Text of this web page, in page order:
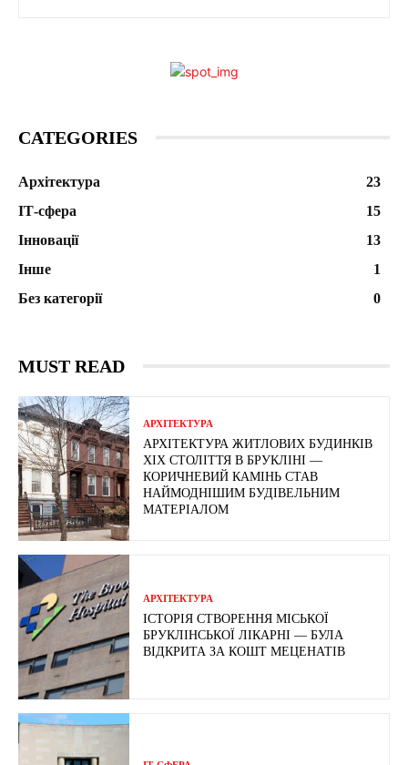
CATEGORIES
Архітектура
23
ІТ-сфера
15
Інновації
13
Інше
1
Без категорії
0
MUST READ
АРХІТЕКТУРА
АРХІТЕКТУРА ЖИТЛОВИХ БУДИНКІВ
ХІХ СТОЛІТТЯ В БРУКЛІНІ —
КОРИЧНЕВИЙ КАМІНЬ СТАВ
НАЙМОДНІШИМ БУДІВЕЛЬНИМ
МАТЕРІАЛОМ
АРХІТЕКТУРА
ІСТОРІЯ СТВОРЕННЯ МІСЬКОЇ
БРУКЛІНСЬКОЇ ЛІКАРНІ — БУЛА
ВІДКРИТА ЗА КОШТ МЕЦЕНАТІВ